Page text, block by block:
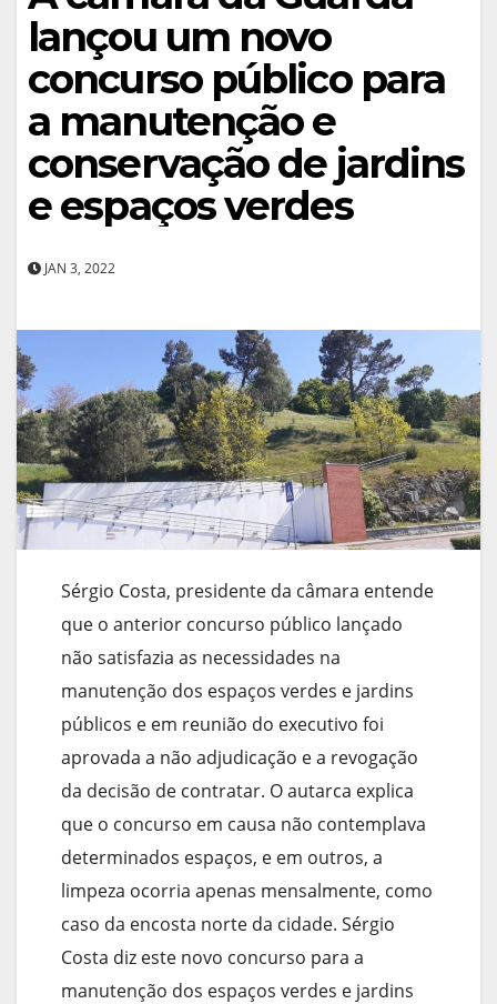
lançou um novo
concurso público para
a manutenção e
conservação de jardins
e espaços verdes
JAN 3, 2022
Sérgio Costa, presidente da câmara entende
que o anterior concurso público lançado
não satisfazia as necessidades na
manutenção dos espaços verdes e jardins
públicos e em reunião do executivo foi
aprovada a não adjudicação e a revogação
da decisão de contratar. O autarca explica
que o concurso em causa não contemplava
determinados espaços, e em outros, a
limpeza ocorria apenas mensalmente, como
caso da encosta norte da cidade. Sérgio
Costa diz este novo concurso para a
manutenção dos espaços verdes e jardins